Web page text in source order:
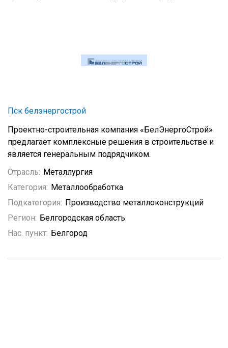
Пск белэнергострой
Проектно-строительная компания «БелЭнергоСтрой»
предлагает комплексные решения в строительстве и
является генеральным подрядчиком.
Отрасль: Металлургия
Категория: Металлообработка
Подкатегория: Производство металлоконструкций
Регион: Белгородская область
Нас. пункт: Белгород